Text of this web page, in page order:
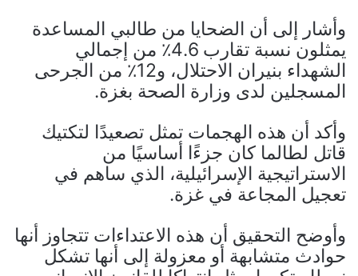
وأشار إلى أن الضحايا من طالبي المساعدة
يمثلون نسبة تقارب 4.6٪ من إجمالي
الشهداء بنيران الاحتلال، و12٪ من الجرحى
المسجلين لدى وزارة الصحة بغزة.
وأكد أن هذه الهجمات تمثل تصعيدًا لتكتيك
قاتل لطالما كان جزءًا أساسيًا من
الاستراتيجية الإسرائيلية، الذي ساهم في
تعجيل المجاعة في غزة.
وأوضح التحقيق أن هذه الاعتداءات تتجاوز أنها
حوادث متشابهة أو معزولة إلى أنها تشكل